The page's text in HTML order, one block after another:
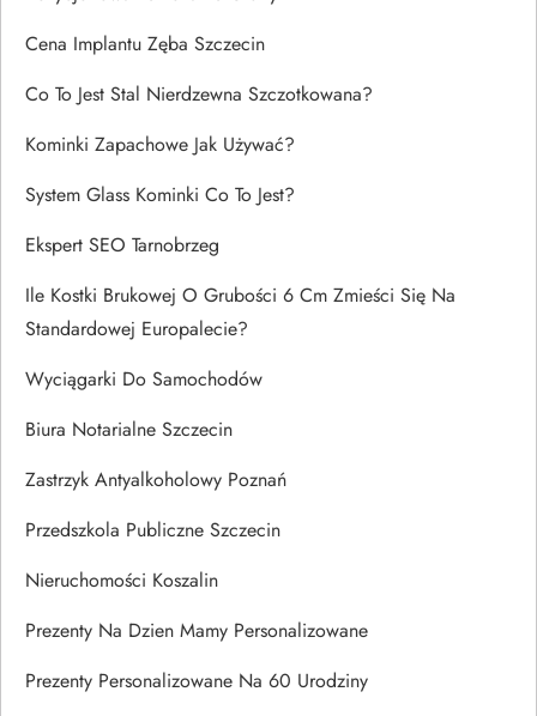
Cena Implantu Zęba Szczecin
Co To Jest Stal Nierdzewna Szczotkowana?
Kominki Zapachowe Jak Używać?
System Glass Kominki Co To Jest?
Ekspert SEO Tarnobrzeg
Ile Kostki Brukowej O Grubości 6 Cm Zmieści Się Na
Standardowej Europalecie?
Wyciągarki Do Samochodów
Biura Notarialne Szczecin
Zastrzyk Antyalkoholowy Poznań
Przedszkola Publiczne Szczecin
Nieruchomości Koszalin
Prezenty Na Dzien Mamy Personalizowane
Prezenty Personalizowane Na 60 Urodziny